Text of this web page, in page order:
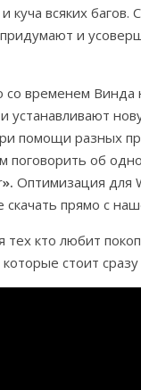
куча всяких
и
со временем Винда
устанавливают
помощи разных
об
».Оптимизация для
прямо с
кто любит
стоит